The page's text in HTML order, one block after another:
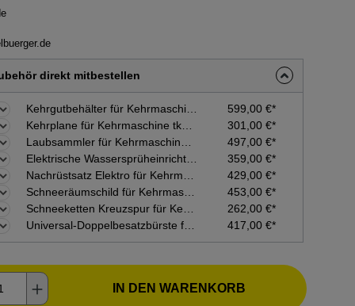
direkt mitbestellen
599,00 €*
301,00 €*
497,00 €*
359,00 €*
429,00 €*
453,00 €*
262,00 €*
417,00 €*
Anzahl: Gib den gewünschten Wert
IN DEN WARENKORB